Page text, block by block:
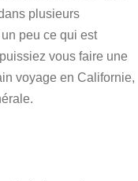
plusieurs
peu ce qui est
vous faire une
voyage en Californie,